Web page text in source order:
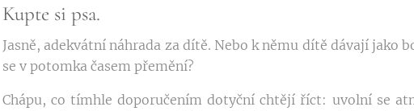
Kupte si psa.
Jasně, adekvátní náhrada za dítě. Nebo k němu dítě dávají jako
se v potomka časem přemění?
Chápu, co tímhle doporučením dotyční chtějí říct: uvolní se